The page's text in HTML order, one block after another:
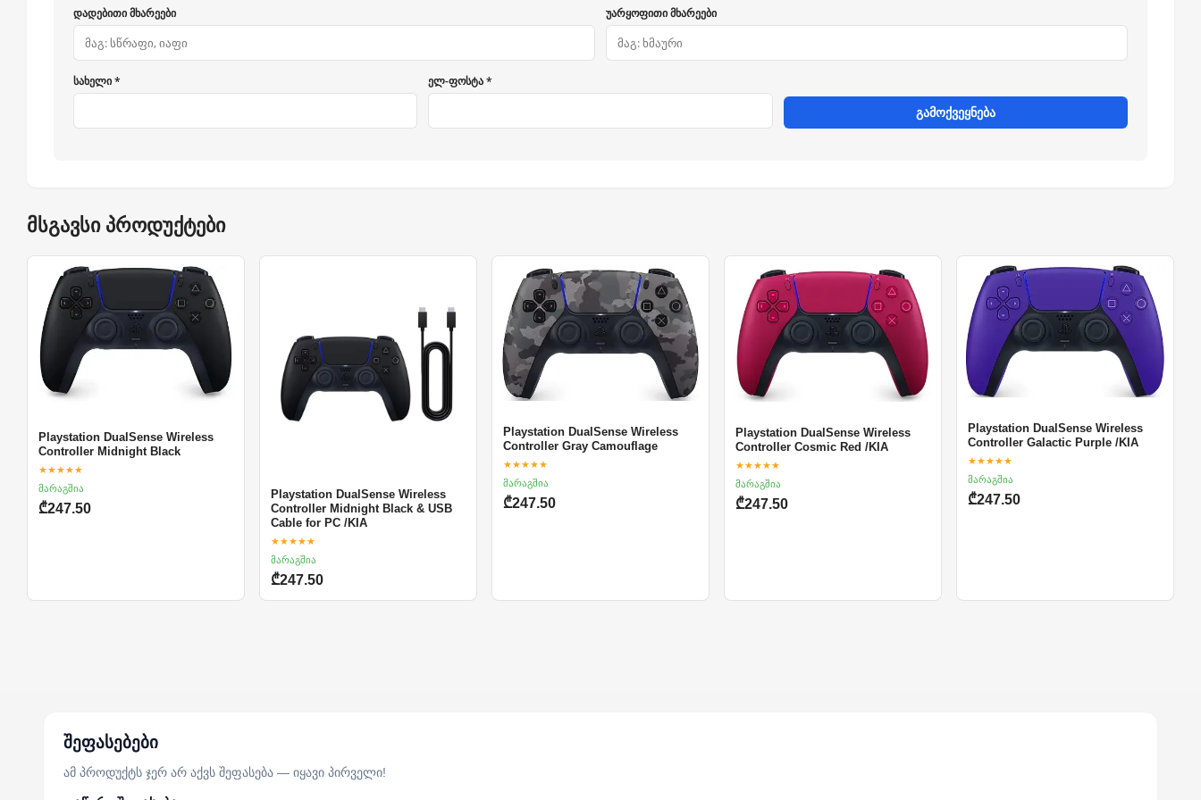
დადებითი მხარეები უარყოფითი მხარეები
სახელი * ელ-ფოსტა *
გამოქვეყნება
მსგავსი პროდუქტები
Playstation DualSense Wireless
Controller Midnight Black
★★★★★
მარაგშია
₾247.50
Playstation DualSense Wireless
Controller Midnight Black & USB
Cable for PC /KIA
★★★★★
მარაგშია
₾247.50
Playstation DualSense Wireless
Controller Gray Camouflage
★★★★★
მარაგშია
₾247.50
Playstation DualSense Wireless
Controller Cosmic Red /KIA
★★★★★
მარაგშია
₾247.50
Playstation DualSense Wireless
Controller Galactic Purple /KIA
★★★★★
მარაგშია
₾247.50
შეფასებები
ამ პროდუქტს ჯერ არ აქვს შეფასება — იყავი პირველი!